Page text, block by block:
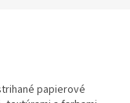
papierové